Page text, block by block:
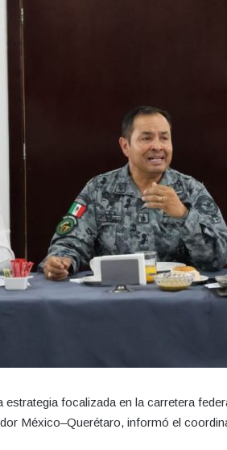
estrategia focalizada en la carretera
México–Querétaro, informó el